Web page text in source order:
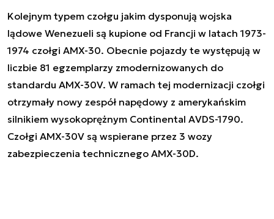
Kolejnym typem czołgu jakim dysponują wojska
lądowe Wenezueli są kupione od Francji w latach 1973-
1974 czołgi AMX-30. Obecnie pojazdy te występują w
liczbie 81 egzemplarzy zmodernizowanych do
standardu AMX-30V. W ramach tej modernizacji czołgi
otrzymały nowy zespół napędowy z amerykańskim
silnikiem wysokoprężnym Continental AVDS-1790.
Czołgi AMX-30V są wspierane przez 3 wozy
zabezpieczenia technicznego AMX-30D.